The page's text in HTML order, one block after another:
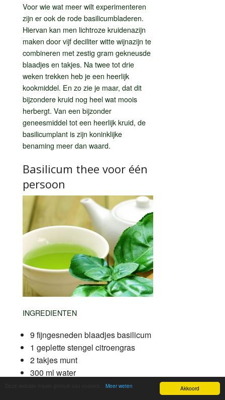
Akkoord
Meer weten
Voor wie wat meer wilt experimenteren
zijn er ook de rode basilicumbladeren.
Hiervan kan men lichtroze kruidenazijn
maken door vijf deciliter witte wijnazijn te
combineren met zestig gram gekneusde
blaadjes en takjes. Na twee tot drie
weken trekken heb je een heerlijk
kookmiddel. En zo zie je maar, dat dit
bijzondere kruid nog heel wat moois
herbergt. Van een bijzonder
geneesmiddel tot een heerlijk kruid, de
basilicumplant is zijn koninklijke
benaming meer dan waard.
Basilicum thee voor één
persoon
INGREDIENTEN
9 fijngesneden blaadjes basilicum
1 geplette stengel citroengras
2 takjes munt
300 ml water